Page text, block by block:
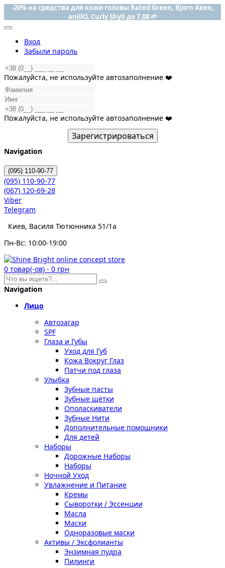
-20% на средства для кожи головы Rated Green, Bjorn Axen,
anillO, Curly Shyll до 7.08 🌱
Вход
Забыли пароль
Пожалуйста, не используйте автозаполнение ❤️
Пожалуйста, не используйте автозаполнение ❤️
Зарегистрироваться
Navigation
(095) 110-90-77
(095) 110-90-77
(067) 120-69-28
Viber
Telegram
Киев, Василя Тютюнника 51/1а
Пн-Вс: 10:00-19:00
0 товар(-ов) - 0 грн
Navigation
Лицо
Автозагар
SPF
Глаза и Губы
Уход для Губ
Кожа Вокруг Глаз
Патчи под глаза
Улыбка
Зубные пасты
Зубные щётки
Ополаскиватели
Зубные Нити
Дополнительные помощники
Для детей
Наборы
Дорожные Наборы
Наборы
Ночной Уход
Увлажнение и Питание
Кремы
Сыворотки / Эссенции
Масла
Маски
Одноразовые маски
Активы / Эксфолианты
Энзимная пудра
Пилинги